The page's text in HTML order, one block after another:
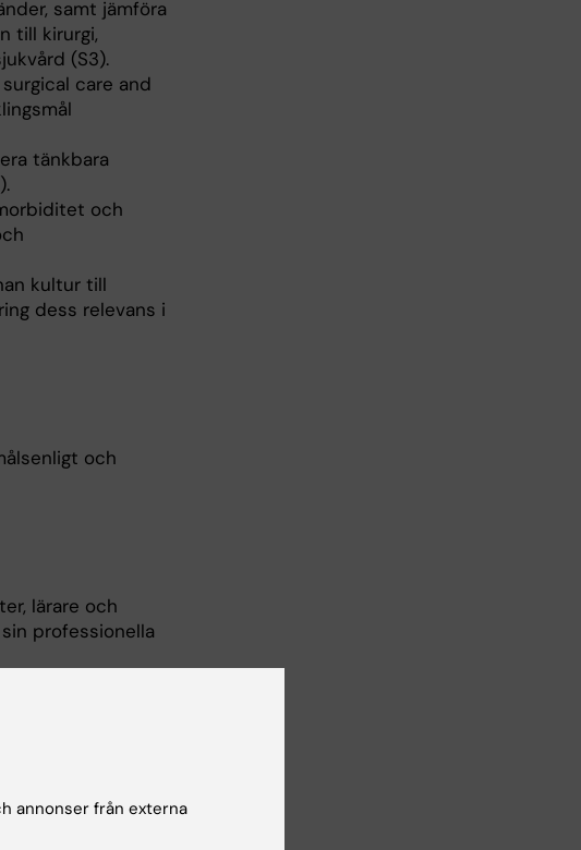
samt jämföra
till kirurgi,
(S3).
care and
tänkbara
och
kultur till
dess relevans i
och
lärare och
professionella
alla discipliner
även inom ramen
medicin,
annonser från externa